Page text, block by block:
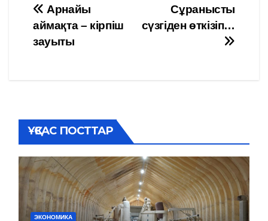
Навигация
по
Сұранысты
сүзгіден өткізіп…
Арнайы
аймақта – кірпіш
зауыты
ҰҚСАС ПОСТТАР
ЭКОНОМИКА